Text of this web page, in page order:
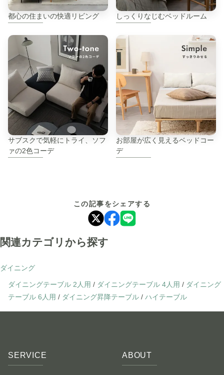
都心の住まいの快適リビング しっくりなじむベッドルーム
サブスクで気軽にトライ、ソフ
ァの2色コーデ
お部屋が広く見えるベッドコー
デ
この記事をシェアする
関連カテゴリから探す
ダイニング
ダイニングテーブル 2人用 / ダイニングテーブル 4人用 / ダイニング
テーブル 6人用 / ダイニング昇降テーブル / ハイテーブル
SERVICE ABOUT